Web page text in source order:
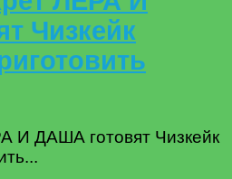
Чизкейк
И ДАША готовят Чизкейк